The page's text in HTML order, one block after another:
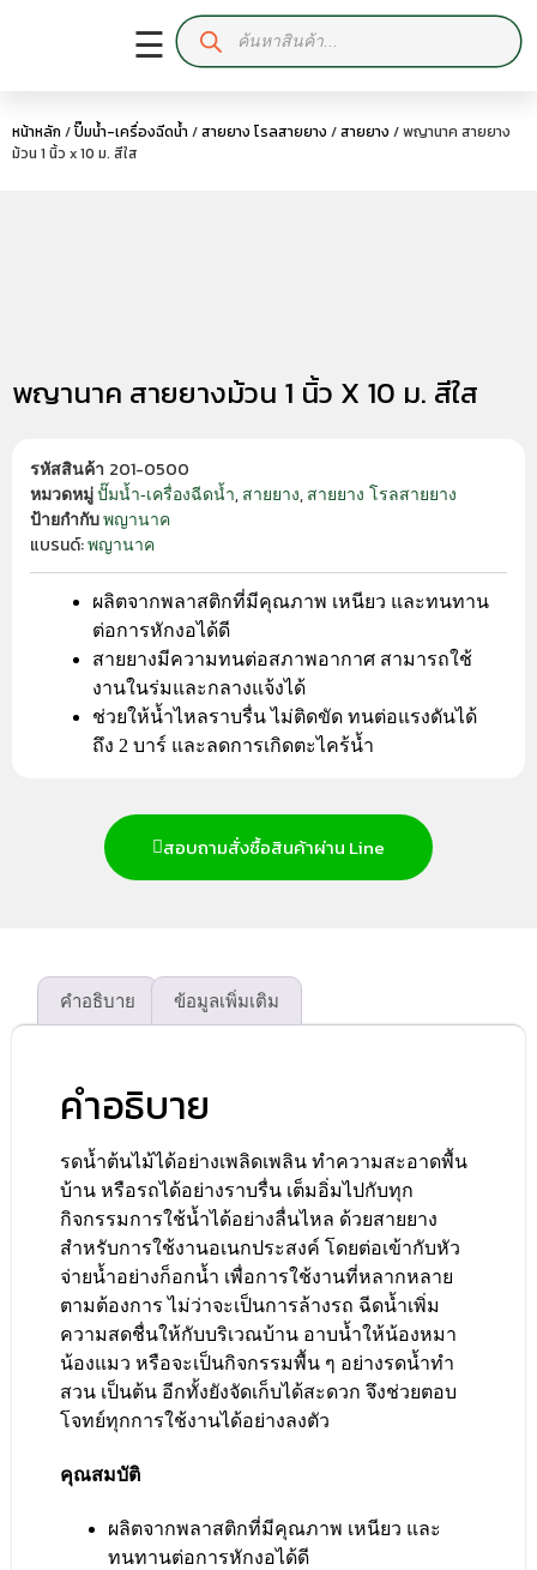
☰
หน้าหลัก /ปั๊มน้ำ-เครื่องฉีดน้ำ /สายยาง โรลสายยาง /สายยาง / พญานาค สายยาง
ม้วน 1 นิ้ว x 10 ม. สีใส
พญานาค สายยางม้วน 1 นิ้ว X 10 ม. สีใส
รหัสสินค้า 201-0500
หมวดหมู่ ปั๊มน้ำ-เครื่องฉีดน้ำ, สายยาง, สายยาง โรลสายยาง
ป้ายกำกับ พญานาค
แบรนด์:พญานาค
ผลิตจากพลาสติกที่มีคุณภาพ เหนียว และทนทาน
ต่อการหักงอได้ดี
สายยางมีความทนต่อสภาพอากาศ สามารถใช้
งานในร่มและกลางแจ้งได้
ช่วยให้น้ำไหลราบรื่น ไม่ติดขัด ทนต่อแรงดันได้
ถึง 2 บาร์ และลดการเกิดตะไคร้น้ำ
สอบถามสั่งซื้อสินค้าผ่าน Line
คำอธิบาย ข้อมูลเพิ่มเติม
คำอธิบาย
รดน้ำต้นไม้ได้อย่างเพลิดเพลิน ทำความสะอาดพื้น
บ้าน หรือรถได้อย่างราบรื่น เต็มอิ่มไปกับทุก
กิจกรรมการใช้น้ำได้อย่างลื่นไหล ด้วยสายยาง
สำหรับการใช้งานอเนกประสงค์ โดยต่อเข้ากับหัว
จ่ายน้ำอย่างก็อกน้ำ เพื่อการใช้งานที่หลากหลาย
ตามต้องการ ไม่ว่าจะเป็นการล้างรถ ฉีดน้ำเพิ่ม
ความสดชื่นให้กับบริเวณบ้าน อาบน้ำให้น้องหมา
น้องแมว หรือจะเป็นกิจกรรมพื้น ๆ อย่างรดน้ำทำ
สวน เป็นต้น อีกทั้งยังจัดเก็บได้สะดวก จึงช่วยตอบ
โจทย์ทุกการใช้งานได้อย่างลงตัว
คุณสมบัติ
ผลิตจากพลาสติกที่มีคุณภาพ เหนียว และ
ทนทานต่อการหักงอได้ดี